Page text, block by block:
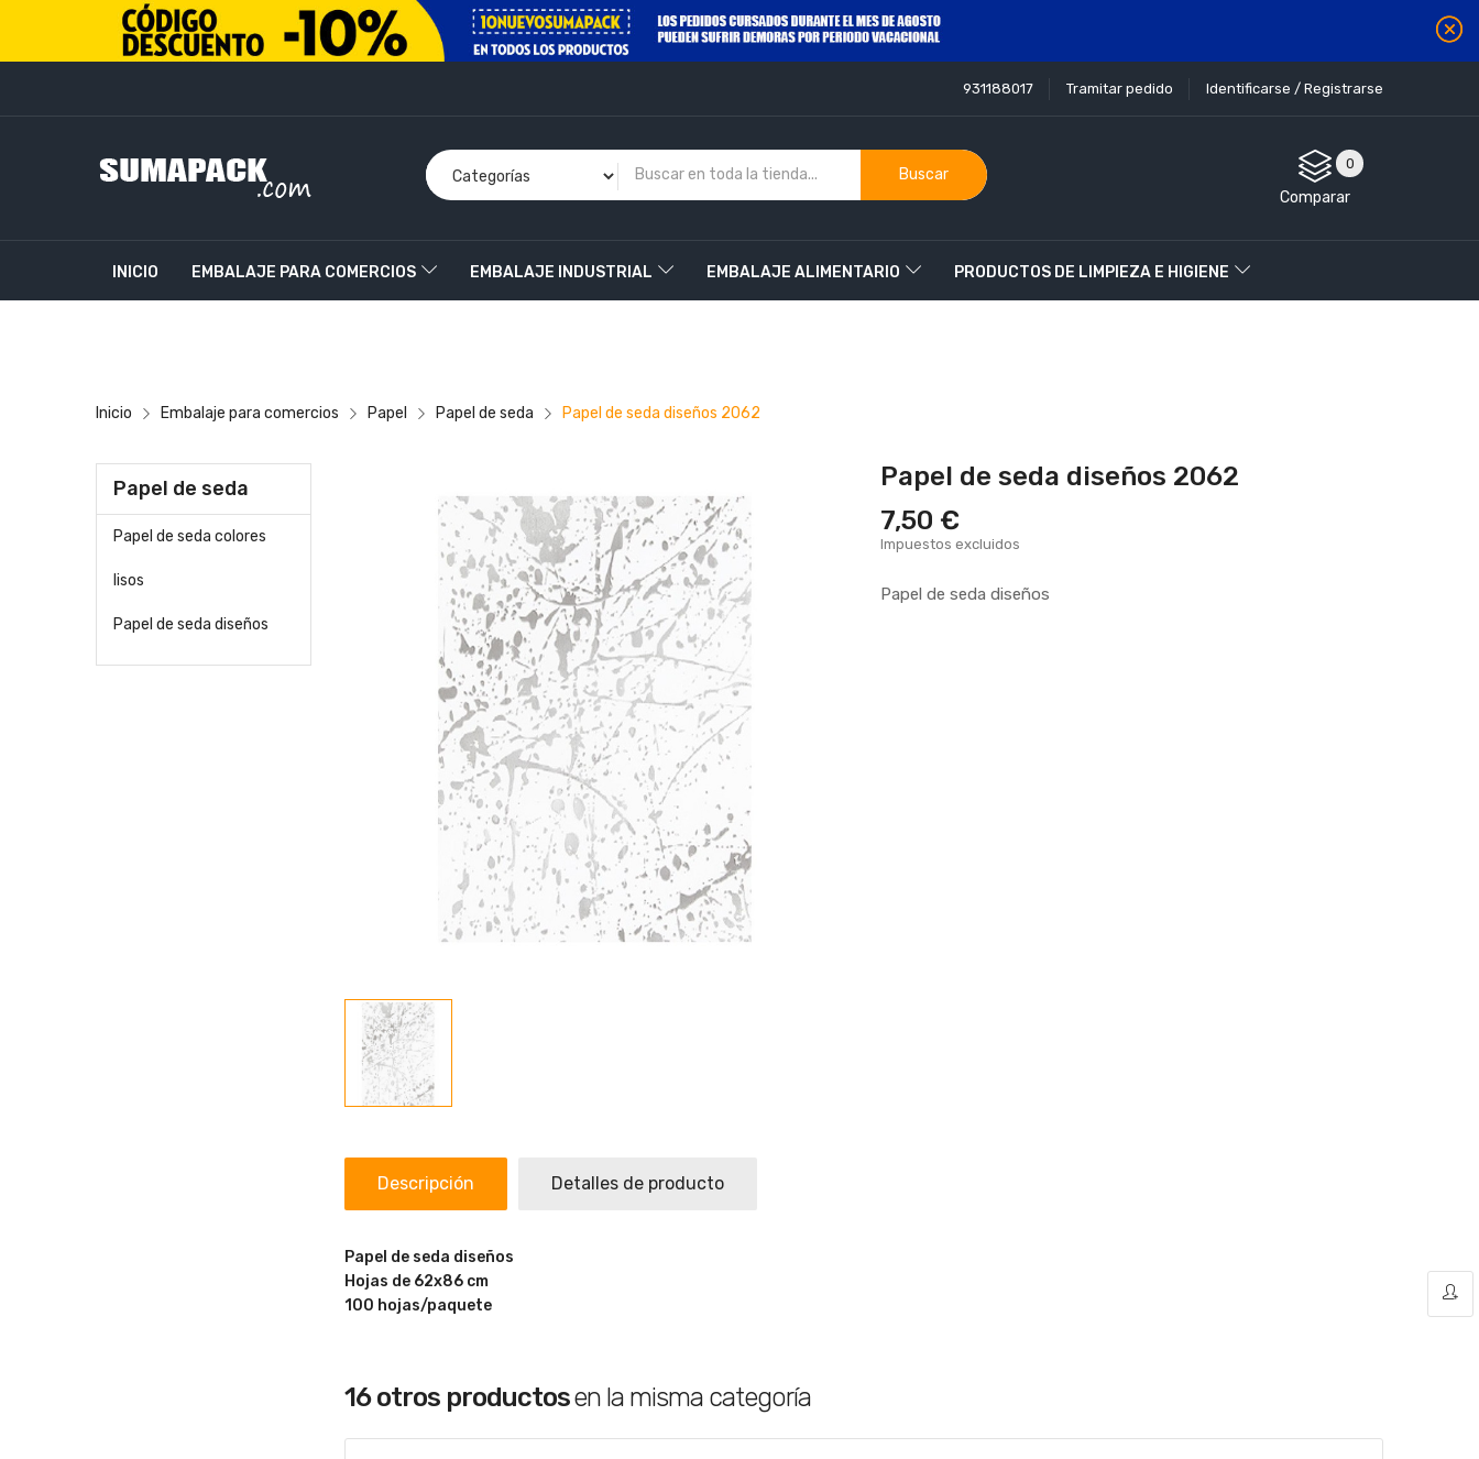
Identificarse / Registrarse
Tramitar pedido
931188017
Buscar
0
Comparar
INICIO EMBALAJE PARA COMERCIOS EMBALAJE INDUSTRIAL EMBALAJE ALIMENTARIO PRODUCTOS DE LIMPIEZA E HIGIENE
Inicio Embalaje para comercios Papel Papel de seda Papel de seda diseños 2062
Papel de seda
Papel de seda colores
lisos
Papel de seda diseños
Papel de seda diseños 2062
7,50 €
Impuestos excluidos
Papel de seda diseños
Descripción Detalles de producto
Papel de seda diseños
Hojas de 62x86 cm
100 hojas/paquete
16 otros productosen la misma categoría